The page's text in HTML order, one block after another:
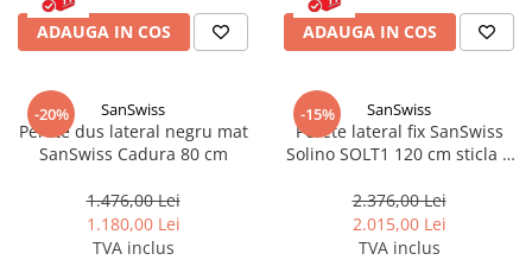
Accesorii toaleta
Mozaic
Robinete coltar
Sifoane si ventile lavoar
Sifoane si ventile cada
ADAUGA IN COS ADAUGA IN COS
-20% SanSwiss
Perete dus lateral negru mat
SanSwiss Cadura 80 cm
1.476,00 Lei
1.180,00 Lei
TVA inclus
-15% SanSwiss
Perete lateral fix SanSwiss
Solino SOLT1 120 cm sticla 6
2.376,00 Lei
2.015,00 Lei
TVA inclus